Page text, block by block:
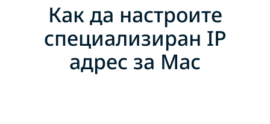
Как да настроите
специализиран IP
адрес за Mac